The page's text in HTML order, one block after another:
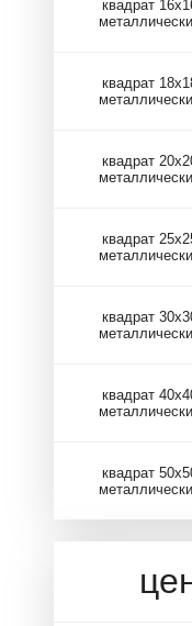
квадрат
квадрат
квадрат
квадрат
квадрат
квадрат
квадрат